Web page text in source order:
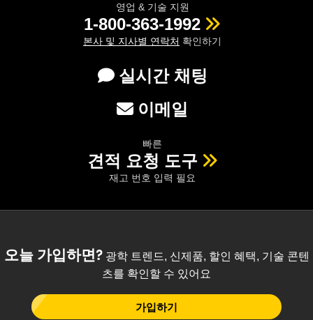
영업 & 기술 지원
1-800-363-1992
본사 및 지사별 연락처 확인하기
실시간 채팅
이메일
빠른
견적 요청 도구
재고 번호 입력 필요
오늘 가입하면?광학 트렌드, 신제품, 할인 혜택, 기술 콘텐
츠를 확인할 수 있어요
가입하기